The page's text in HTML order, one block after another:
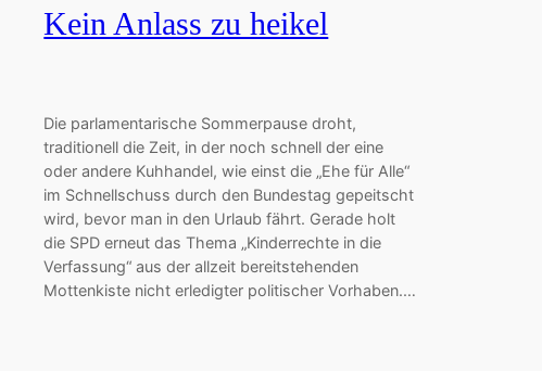
Kein Anlass zu heikel
Die parlamentarische Sommerpause droht,
traditionell die Zeit, in der noch schnell der eine
oder andere Kuhhandel, wie einst die „Ehe für Alle“
im Schnellschuss durch den Bundestag gepeitscht
wird, bevor man in den Urlaub fährt. Gerade holt
die SPD erneut das Thema „Kinderrechte in die
Verfassung“ aus der allzeit bereitstehenden
Mottenkiste nicht erledigter politischer Vorhaben.…